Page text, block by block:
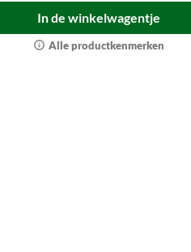
In de winkelwagentje
Alle productkenmerken